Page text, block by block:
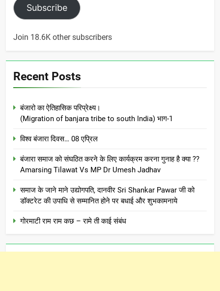
Subscribe
Join 18.6K other subscribers
Recent Posts
बंजारो का ऐतिहासिक परिप्रेक्ष्य।
(Migration of banjara tribe to south India) भाग-1
विश्व बंजारा दिवस… 08 एप्रिल
बंजारा समाज को संघठित करने के लिए कार्यक्रम करना गुनाह है क्या ??
Amarsing Tilawat Vs MP Dr Umesh Jadhav
समाज के जाने माने उद्योगपति, दानवीर Sri Shankar Pawar जी को
डॉक्टरेट की उपाधि से सम्मानित होने पर बधाई और शुभकामनाये
गोरमाटी राम राम कछ – रामे ती काई संबंध